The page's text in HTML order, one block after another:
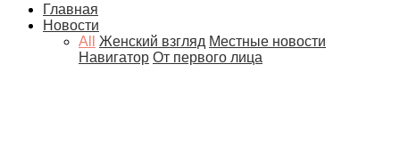
Главная
Новости
All
Женский взгляд Местные новости
Навигатор От первого лица